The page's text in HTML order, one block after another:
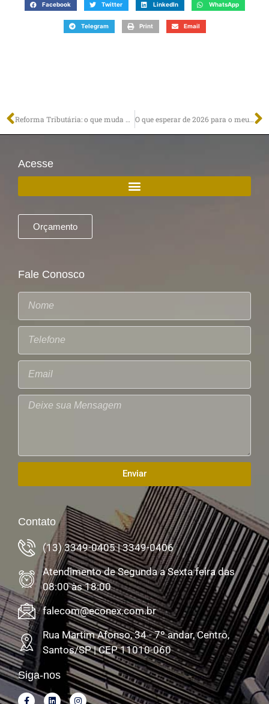
Facebook Twitter LinkedIn WhatsApp
Telegram Print Email
Acesse
Orçamento
Fale Conosco
Enviar
Contato
(13) 3349-0405 | 3349-0406
Atendimento de Segunda a Sexta feira das
08:00 às 18:00
falecom@econex.com.br
Rua Martim Afonso, 34 - 7º andar, Centro,
Santos/SP | CEP 11010-060
Siga-nos